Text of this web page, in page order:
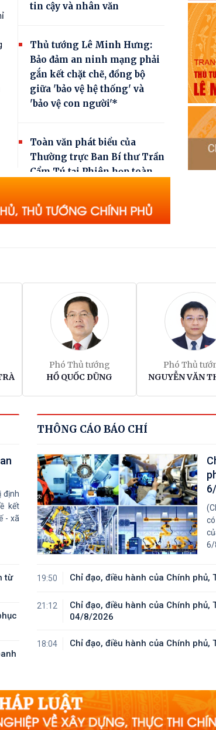
tin cậy và nhân văn
Thủ tướng Lê Minh Hưng:
Bảo đảm an ninh mạng phải
gắn kết chặt chẽ, đồng bộ
giữa 'bảo vệ hệ thống' và
'bảo vệ con người'*
Toàn văn phát biểu của
Thường trực Ban Bí thư Trần
Cẩm Tú tại Phiên họp toàn
ngoại nhân dân
Khẩn trương hoàn thiện đề
xuất cơ chế, chính sách phát
triển Trung tâm lọc hóa dầu
và năng lượng quốc gia tại
Dung Quất (Quảng Ngãi)
thuận hợp tác giữa hai Quốc
hội Việt Nam - Thái Lan
Tổng Bí thư, Chủ tịch nước
tiếp Tư lệnh Bộ Chỉ huy Thái
Bình Dương Hoa Kỳ
Nỗ lực để biến cơ hội bên
ngoài trở thành nguồn lực
Tổng Bí thư, Chủ tịch nước
Tô Lâm: Quan hệ Việt Nam -
Malaysia ngày càng phát
Thủ tướng Lê Minh Hưng
tiếp Bộ trưởng Quốc phòng
Malaysia
Phó Thủ tướng
HỒ QUỐC DŨNG
Phó Thủ
NGUYỄN VĂN
định
kết
- xã
từ
THÔNG CÁO BÁO CHÍ
6/
19:50 Chỉ đạo, điều hành của Chính
21:12
Chỉ đạo, điều hành của Chính phủ,
04/8/2026
18:04 Chỉ đạo, điều hành của Chính